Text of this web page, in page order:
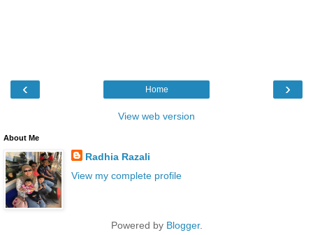
‹ ›
Home
View web version
About Me
Radhia Razali
View my complete profile
Powered by Blogger.